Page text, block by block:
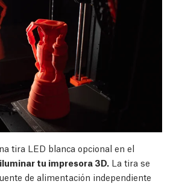
tira LED blanca opcional en el
iluminar tu impresora 3D. La tira se
de alimentación independiente